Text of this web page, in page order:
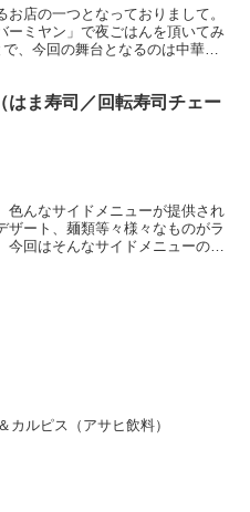
店の一つとなっておりまして。
ーミヤン」で夜ごはんを頂いてみ
、今回の舞台となるのは中華料
はま寿司／回転寿司チェー
色んなサイドメニューが提供され
ザート、麺類等々様々なものがラ
今回はそんなサイドメニューの一
カルピス（アサヒ飲料）